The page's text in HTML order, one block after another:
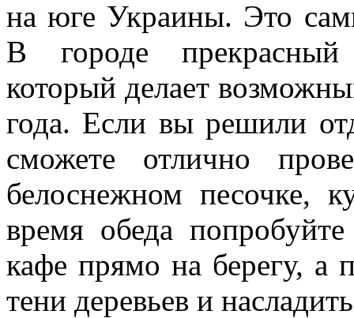
на юге Украины. Это
В городе прекрасный
который делает
года. Если вы решили
сможете отлично
белоснежном песочке,
время обеда
кафе прямо на берегу, а
тени деревьев и